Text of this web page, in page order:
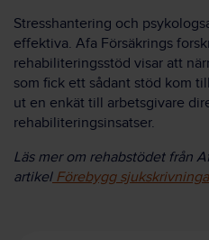
Stresshantering och
effektiva. Afa Försäkrings
rehabiliteringsstöd visar att
som fick ett sådant stöd kom
ut en enkät till arbetsgivare
rehabiliteringsinsatser.
Läs mer om rehabstödet från
artikelFörebygg